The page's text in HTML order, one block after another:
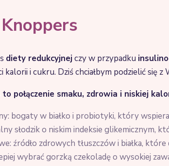
diety redukcyjnejczy w przypadku
i cukru. Dziś chciałbym podzielić się z
połączenie smaku, zdrowia i niskiej
bogaty w białko i probiotyki, który
słodzik o niskim indeksie glikemicznym,
źródło zdrowych tłuszczów i białka,
wybrać gorzką czekoladę o wysokiej